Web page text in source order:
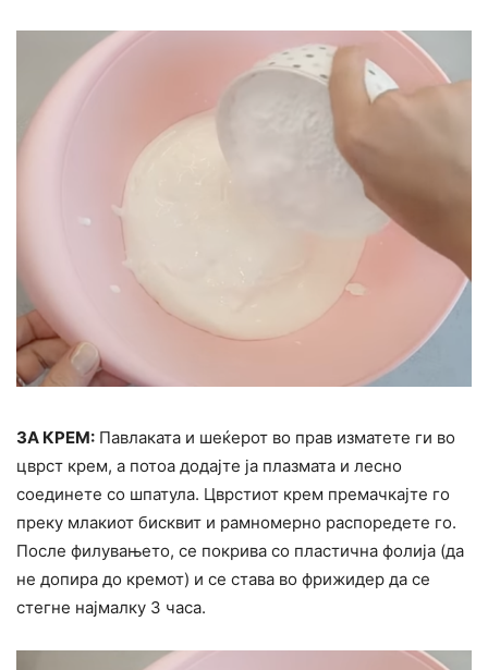
ЗА КРЕМ: Павлаката и шеќерот во прав изматете ги во
цврст крем, а потоа додајте ја плазмата и лесно
соединете со шпатула. Цврстиот крем премачкајте го
преку млакиот бисквит и рамномерно распоредете го.
После филувањето, се покрива со пластична фолија (да
не допира до кремот) и се става во фрижидер да се
стегне најмалку 3 часа.